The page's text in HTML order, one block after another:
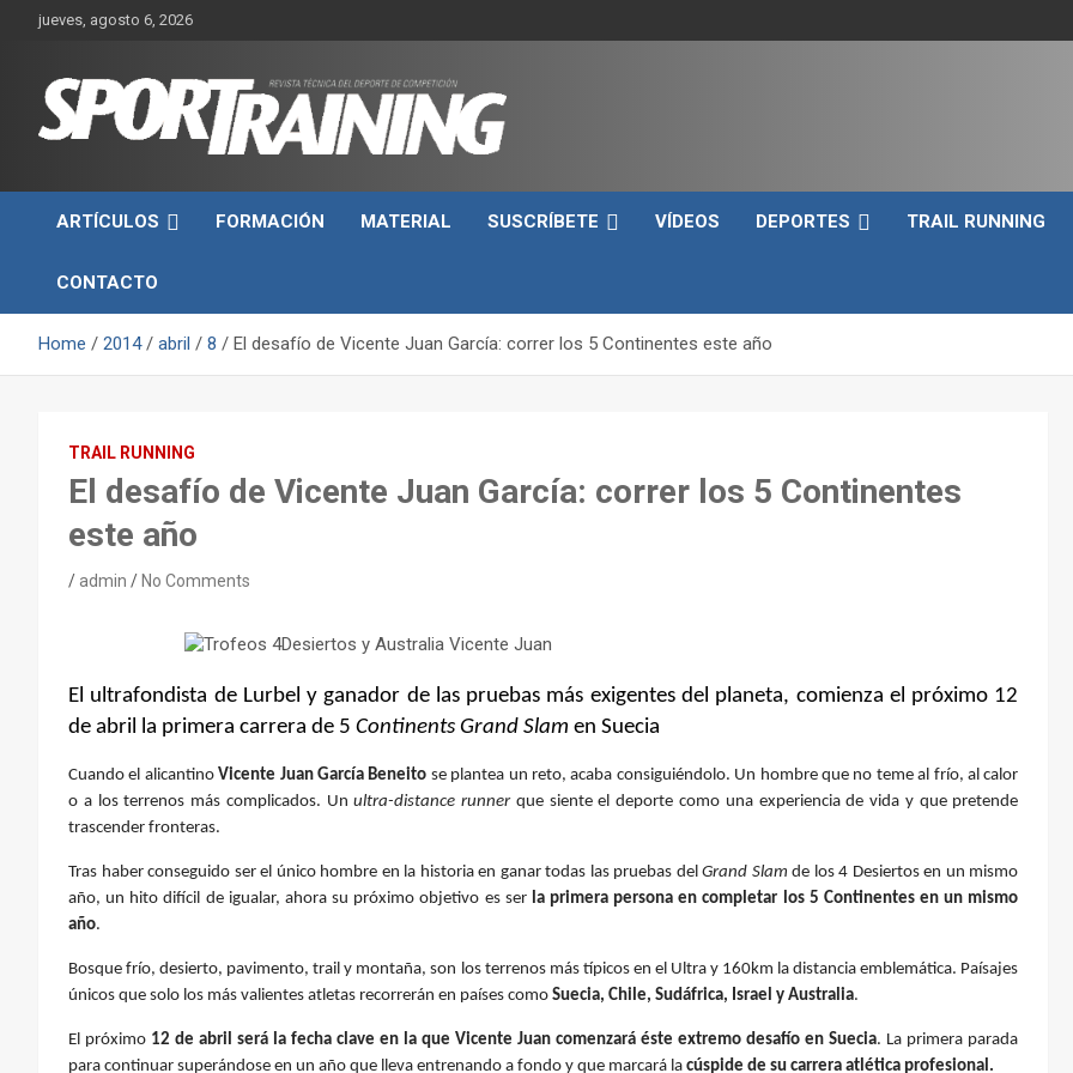
jueves, agosto 6, 2026
Revista técnica del
deporte Sport Training
rendimiento, nutrición y entrenamiento.
ARTÍCULOS
FORMACIÓN MATERIAL SUSCRÍBETE VÍDEOS DEPORTES TRAIL RUNNING
CONTACTO
Home 2014 abril 8 El desafío de Vicente Juan García: correr los 5 Continentes este año
TRAIL RUNNING
El desafío de Vicente Juan García: correr los 5 Continentes
este año
admin No Comments
El ultrafondista de Lurbel y ganador de las pruebas más exigentes del planeta, comienza el próximo 12
de abril la primera carrera de 5 Continents Grand Slam en Suecia
Cuando el alicantinoVicente Juan García Beneito se plantea un reto, acaba consiguiéndolo. Un hombre que no teme al frío, al calor
o a los terrenos más complicados. Unultra-distance runnerque siente el deporte como una experiencia de vida y que pretende
trascender fronteras.
Tras haber conseguido ser el único hombre en la historia en ganar todas las pruebas delGrand Slam de los 4 Desiertos en un mismo
año, un hito difícil de igualar, ahora su próximo objetivo es ser la primera persona en completar los 5 Continentes en un mismo
año.
Bosque frío, desierto, pavimento, trail y montaña, son los terrenos más típicos en el Ultra y 160km la distancia emblemática. Paísajes
únicos que solo los más valientes atletas recorrerán en países como Suecia, Chile, Sudáfrica, Israel y Australia.
El próximo 12 de abril será la fecha clave en la que Vicente Juan comenzará éste extremo desafío en Suecia. La primera parada
para continuar superándose en un año que lleva entrenando a fondo y que marcará la cúspide de su carrera atlética profesional.